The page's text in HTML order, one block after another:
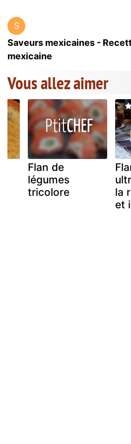
S
Saveurs mexicaines -
mexicaine
Vous allez aimer
Flan de
légumes
tricolore
la
et